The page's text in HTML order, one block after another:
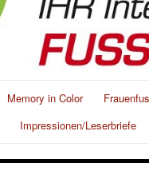
Memory in Color
Impressionen/Leserbriefe